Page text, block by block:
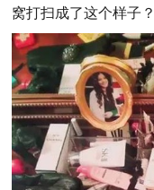
窝打扫成了这个样子？